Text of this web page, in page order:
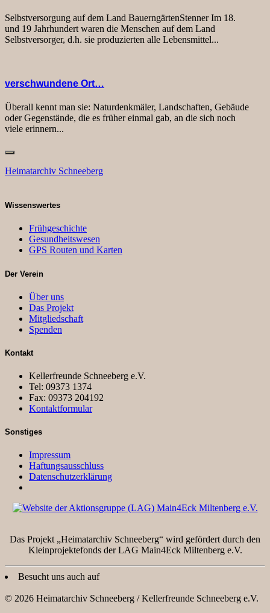
Selbstversorgung auf dem Land BauerngärtenStenner Im 18.
und 19 Jahrhundert waren die Menschen auf dem Land
Selbstversorger, d.h. sie produzierten alle Lebensmittel...
verschwundene Ort…
Überall kennt man sie: Naturdenkmäler, Landschaften, Gebäude
oder Gegenstände, die es früher einmal gab, an die sich noch
viele erinnern...
Heimatarchiv Schneeberg
Wissenswertes
Frühgeschichte
Gesundheitswesen
GPS Routen und Karten
Der Verein
Über uns
Das Projekt
Mitgliedschaft
Spenden
Kontakt
Kellerfreunde Schneeberg e.V.
Tel: 09373 1374
Fax: 09373 204192
Kontaktformular
Sonstiges
Impressum
Haftungsausschluss
Datenschutzerklärung
Das Projekt „Heimatarchiv Schneeberg“ wird gefördert durch den
Kleinprojektefonds der LAG Main4Eck Miltenberg e.V.
Besucht uns auch auf
© 2026 Heimatarchiv Schneeberg / Kellerfreunde Schneeberg e.V.